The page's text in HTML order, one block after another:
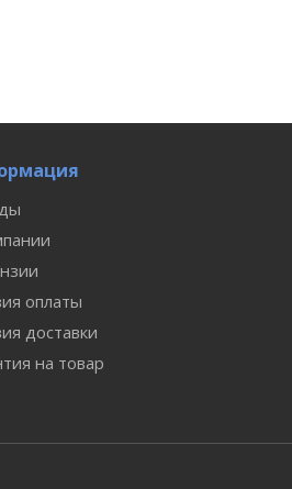
оплаты
доставки
на товар